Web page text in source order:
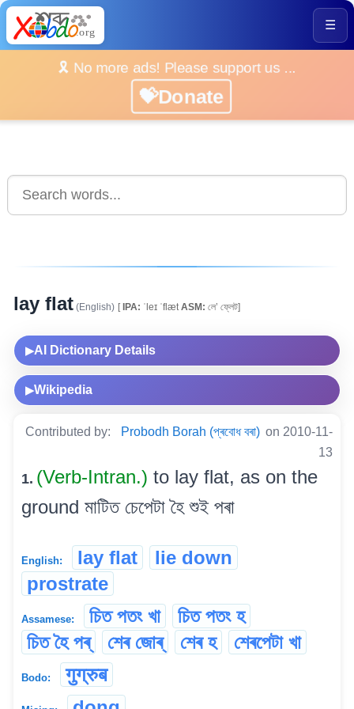
☰
🎗️ No more ads! Please support us ...
💝Donate
lay flat (English) [IPA: ˈleɪ ˈflætASM: লে’ ফ্লেট]
▶AI Dictionary Details
▶Wikipedia
Contributed by: Probodh Borah (প্ৰবোধ বৰা) on 2010-11-
13
1. (Verb-Intran.) to lay flat, as on the
ground মাটিত চেপেটা হৈ শুই পৰা
English: lay flat
lie down
prostrate
Assamese: চিত পতং খা
চিত পতং হ
চিত হৈ পৰ্
শেৰ জোৰ্ শেৰ হ শেৰপেটা খা
Bodo: गुग्रुब